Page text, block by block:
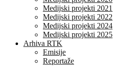
Medijski projekti 2021
Medijski projekti 2022
Medijski projekti 2024
Medijski projekti 2025
Arhiva RTK
Emisije
Reportaže